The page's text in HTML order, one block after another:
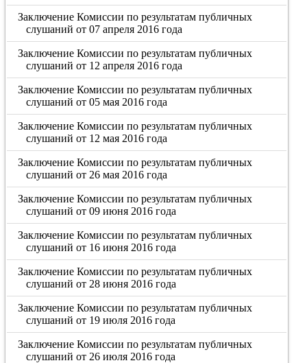
Заключение Комиссии по результатам публичных
слушаний от 07 апреля 2016 года
Заключение Комиссии по результатам публичных
слушаний от 12 апреля 2016 года
Заключение Комиссии по результатам публичных
слушаний от 05 мая 2016 года
Заключение Комиссии по результатам публичных
слушаний от 12 мая 2016 года
Заключение Комиссии по результатам публичных
слушаний от 26 мая 2016 года
Заключение Комиссии по результатам публичных
слушаний от 09 июня 2016 года
Заключение Комиссии по результатам публичных
слушаний от 16 июня 2016 года
Заключение Комиссии по результатам публичных
слушаний от 28 июня 2016 года
Заключение Комиссии по результатам публичных
слушаний от 19 июля 2016 года
Заключение Комиссии по результатам публичных
слушаний от 26 июля 2016 года